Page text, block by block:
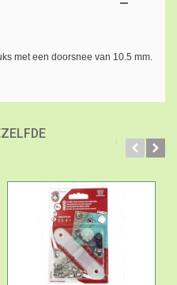
met een doorsnee van 10.5 mm.